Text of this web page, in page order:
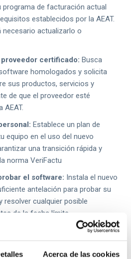
Acerca de las cookies
programa de facturación actual
establecidos por la AEAT.
necesario actualizarlo o
certificado: Busca
homologados y solicita
sus productos, servicios y
de que el proveedor esté
AEAT.
Establece un plan de
equipo en el uso del nuevo
una transición rápida y
norma VeriFactu
el software: Instala el nuevo
antelación para probar su
resolver cualquier posible
de la fecha límite.
Sigue los cambios
de que tu software se
estos cambios legales y